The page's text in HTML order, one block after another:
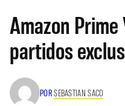
Amazon
partidos
PORSEBASTIAN SACO